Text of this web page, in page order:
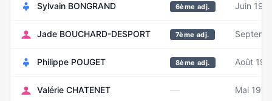
Sylvain BONGRAND 6ème adj. Juin
Jade BOUCHARD-DESPORT 7ème adj.
Philippe POUGET 8ème adj. Août
Valérie CHATENET — Mai 1974